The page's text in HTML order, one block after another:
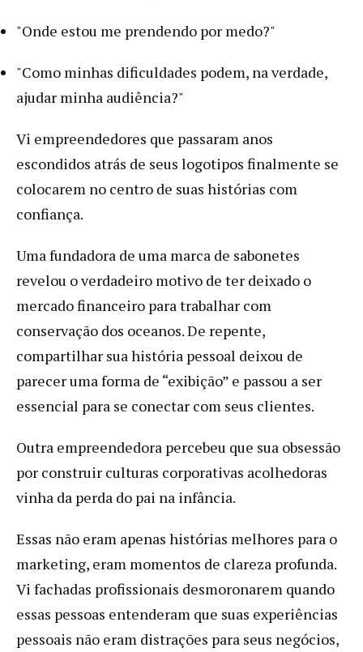
"Onde estou me prendendo por medo?"
"Como minhas dificuldades podem, na verdade,
ajudar minha audiência?"
Vi empreendedores que passaram anos
escondidos atrás de seus logotipos finalmente se
colocarem no centro de suas histórias com
confiança.
Uma fundadora de uma marca de sabonetes
revelou o verdadeiro motivo de ter deixado o
mercado financeiro para trabalhar com
conservação dos oceanos. De repente,
compartilhar sua história pessoal deixou de
parecer uma forma de “exibição” e passou a ser
essencial para se conectar com seus clientes.
Outra empreendedora percebeu que sua obsessão
por construir culturas corporativas acolhedoras
vinha da perda do pai na infância.
Essas não eram apenas histórias melhores para o
marketing, eram momentos de clareza profunda.
Vi fachadas profissionais desmoronarem quando
essas pessoas entenderam que suas experiências
pessoais não eram distrações para seus negócios,